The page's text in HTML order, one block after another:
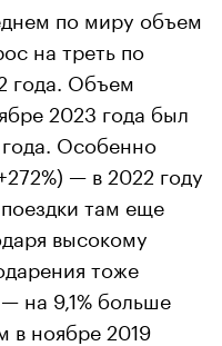
по миру объем
на треть по
года. Объем
2023 года был
Особенно
— в 2022 году
там еще
высокому
тоже
на 9,1% больше
в ноябре 2019